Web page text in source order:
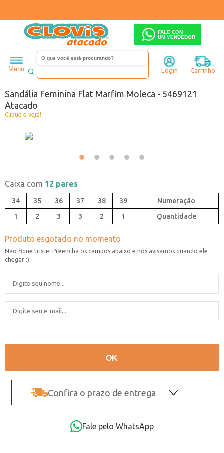
FALE COM
UM VENDEDOR
Menu Login Carrinho
Feminino Tamanco Salto baixo
Sandália Feminina Flat Marfim Moleca - 5469121
Atacado
Clique e veja!
Caixa com 12 pares
34 35 36 37 38
39
1
2 3 3 2 1 Quantidade
Confira o prazo de entrega
Fale pelo WhatsApp